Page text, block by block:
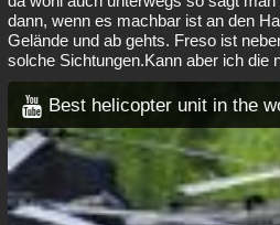
dann, wenn es machbar ist an den
Gelände und ab gehts. Freso ist
solche Sichtungen.Kann aber ich die
Best helicopter unit in the